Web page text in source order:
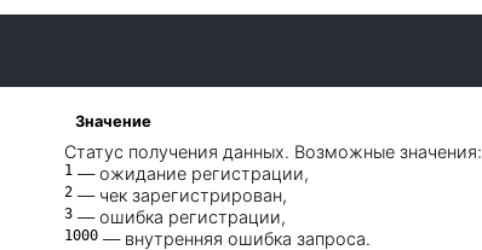
Значение
Статус получения данных. Возможные значения:
1 — ожидание регистрации,
2 — чек зарегистрирован,
3 — ошибка регистрации,
1000 — внутренняя ошибка запроса.